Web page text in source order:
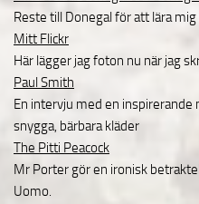
Reste till Donegal för att lära
Mitt Flickr
Här lägger jag foton nu när jag
Paul Smith
En intervju med en
snygga, bärbara kläder
The Pitti Peacock
Mr Porter gör en ironisk
Uomo.